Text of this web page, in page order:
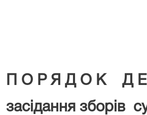
П О Р Я Д О К Д
засідання зборів